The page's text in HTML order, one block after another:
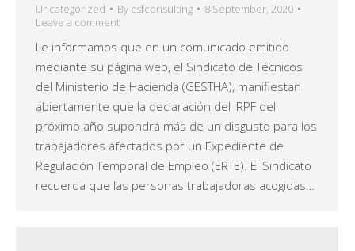
Uncategorized By csfconsulting
8 September, 2020
Leave a comment
Le informamos que en un comunicado emitido
mediante su página web, el Sindicato de Técnicos
del Ministerio de Hacienda (GESTHA), manifiestan
abiertamente que la declaración del IRPF del
próximo año supondrá más de un disgusto para los
trabajadores afectados por un Expediente de
Regulación Temporal de Empleo (ERTE). El Sindicato
recuerda que las personas trabajadoras acogidas…